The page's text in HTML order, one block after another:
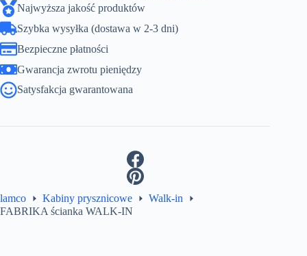
Najwyższa jakość produktów
Szybka wysyłka (dostawa w 2-3 dni)
Bezpieczne płatności
Gwarancja zwrotu pieniędzy
Satysfakcja gwarantowana
lamco Kabiny prysznicowe
Walk-in
FABRIKA ścianka WALK-IN